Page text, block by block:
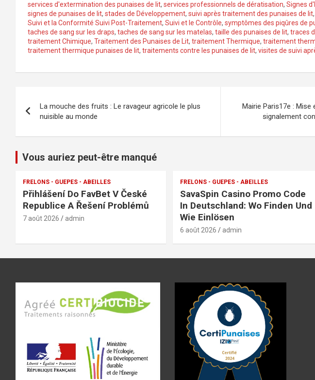
services d'extermination des punaises de lit, services professionnels de dératisation, Signes
signes de punaises de lit, stades de Développement, suivi après traitement des punaises de lit,
Suivi et la Conformité Suivi Post-Traitement, Suivi et le Contrôle, symptômes des piqûres de
taches de sang sur les draps, taches de sang sur les matelas, taille des punaises de lit, traces
traitement Chimique, Traitement des Punaises de Lit, traitement Thermique, traitement
traitement thermique punaises de lit, traitements contre les punaises de lit, visites de suivi
de
l’article
La mouche des fruits : Le ravageur agricole le plus
nuisible au monde
Mairie Paris17e :
signalement
Vous auriez peut-être manqué
FRELONS - GUEPES - ABEILLES
Přihlášení Do FavBet V České
Republice A Řešení Problémů
7 août 2026 admin
FRELONS - GUEPES - ABEILLES
SavaSpin Casino Promo Code
In Deutschland: Wo Finden Und
Wie Einlösen
6 août 2026 admin